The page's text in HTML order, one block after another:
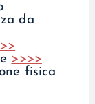
da
>>>>
fisica